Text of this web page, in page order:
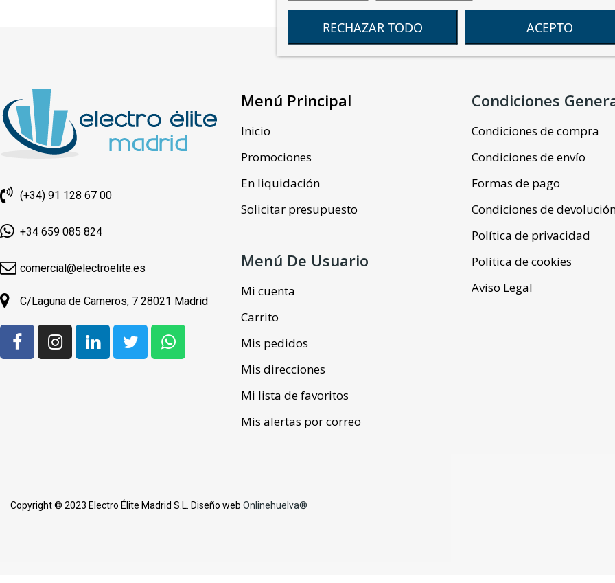
(+34) 91 128 67 00
+34 659 085 824
comercial@electroelite.es
C/Laguna de Cameros, 7 28021 Madrid
Menú Principal
Inicio
Promociones
En liquidación
Solicitar presupuesto
Menú De Usuario
Mi cuenta
Carrito
Mis pedidos
Mis direcciones
Mi lista de favoritos
Mis alertas por correo
Condiciones
Condiciones de compra
Condiciones de envío
Formas de pago
Condiciones de
Política de privacidad
Política de cookies
Aviso Legal
Copyright © 2023 Electro Élite Madrid S.L. Diseño web Onlinehuelva®
RECHAZAR TODO ACEPTO